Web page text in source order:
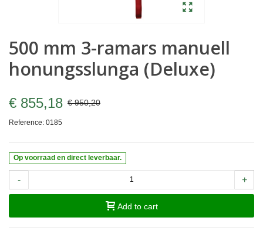
500 mm 3-ramars manuell
honungsslunga (Deluxe)
€ 855,18 € 950,20
Reference: 0185
Op voorraad en direct leverbaar.
- +
Add to cart